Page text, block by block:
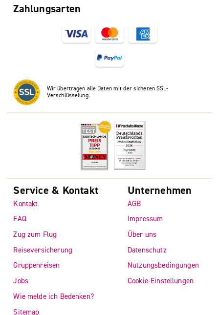
Zahlungsarten
Wir übertragen alle Daten mit der sicheren SSL-
Verschlüsselung.
Service & Kontakt
Kontakt
FAQ
Zug zum Flug
Reiseversicherung
Gruppenreisen
Jobs
Wie melde ich Bedenken?
Sitemap
Unternehmen
AGB
Impressum
Über uns
Datenschutz
Nutzungsbedingungen
Cookie-Einstellungen